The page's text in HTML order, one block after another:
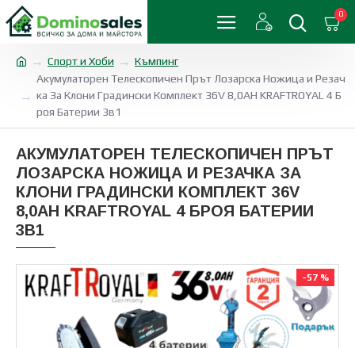
0
Спорт и Хоби
Къмпинг
Акумулаторен Телескопичен Прът Лозарска Ножица и Резач
ка За Клони Градински Комплект 36V 8,0AH KRAFTROYAL 4 Б
роя Батерии 3в1
АКУМУЛАТОРЕН ТЕЛЕСКОПИЧЕН ПРЪТ
ЛОЗАРСКА НОЖИЦА И РЕЗАЧКА ЗА
КЛОНИ ГРАДИНСКИ КОМПЛЕКТ 36V
8,0AH KRAFTROYAL 4 БРОЯ БАТЕРИИ
3В1
-57 %